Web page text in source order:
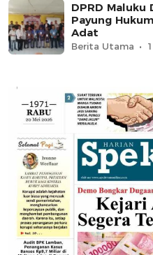
DPRD Maluku
Payung
Adat
Berita Utama